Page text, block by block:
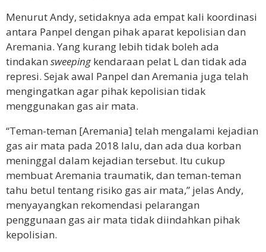
Menurut Andy, setidaknya ada empat kali koordinasi
antara Panpel dengan pihak aparat kepolisian dan
Aremania. Yang kurang lebih tidak boleh ada
tindakan sweepingkendaraan pelat L dan tidak ada
represi. Sejak awal Panpel dan Aremania juga telah
mengingatkan agar pihak kepolisian tidak
menggunakan gas air mata.
“Teman-teman [Aremania] telah mengalami kejadian
gas air mata pada 2018 lalu, dan ada dua korban
meninggal dalam kejadian tersebut. Itu cukup
membuat Aremania traumatik, dan teman-teman
tahu betul tentang risiko gas air mata,” jelas Andy,
menyayangkan rekomendasi pelarangan
penggunaan gas air mata tidak diindahkan pihak
kepolisian.